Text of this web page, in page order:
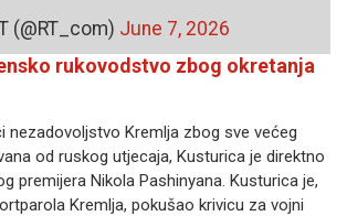
(@RT_com) June 7, 2026
rukovodstvo zbog okretanja
nezadovoljstvo Kremlja zbog sve većeg
od ruskog utjecaja, Kusturica je direktno
premijera Nikola Pashinyana. Kusturica je,
Kremlja, pokušao krivicu za vojni